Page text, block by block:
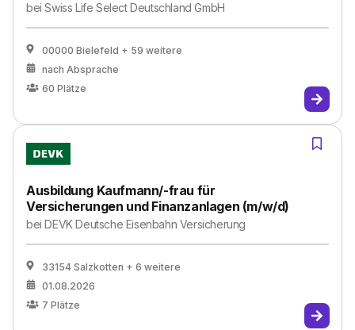
beiSwiss Life Select Deutschland GmbH
00000 Bielefeld + 59 weitere
nach Absprache
60 Plätze
Ausbildung Kaufmann/-frau für
Versicherungen und Finanzanlagen (m/w/d)
beiDEVK Deutsche Eisenbahn Versicherung
33154 Salzkotten + 6 weitere
01.08.2026
7 Plätze